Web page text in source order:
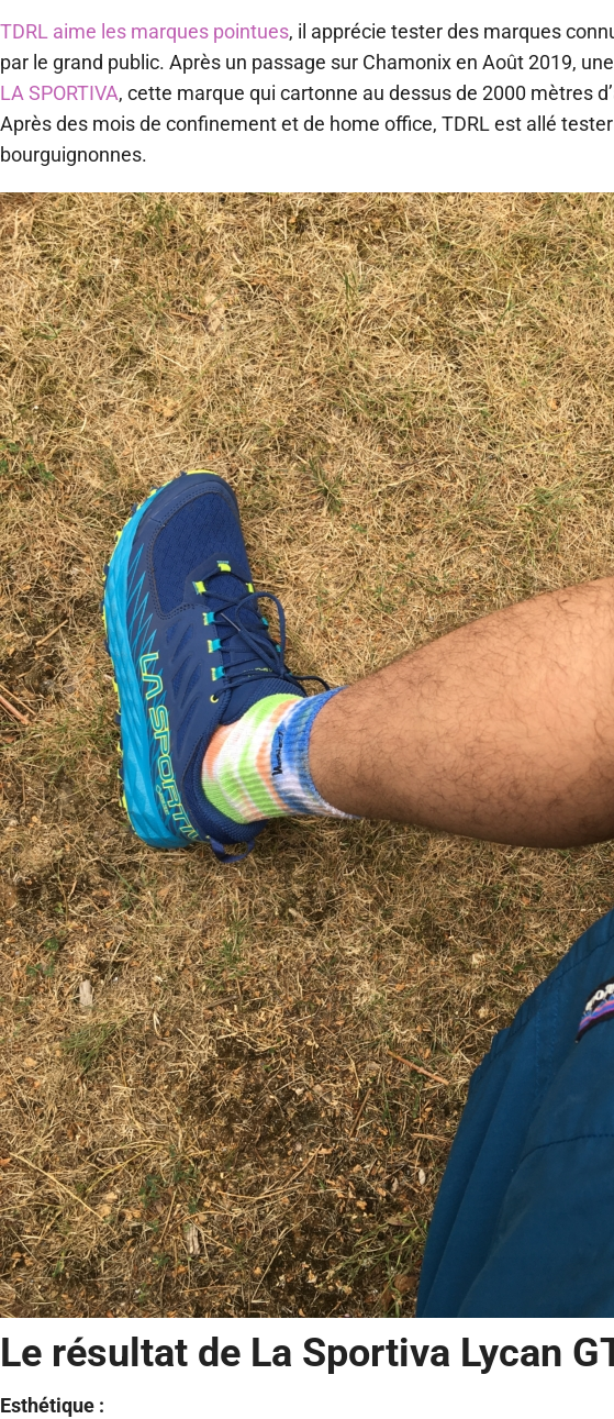
TDRL aime les marques pointues, il apprécie tester des marques
par le grand public. Après un passage sur Chamonix en Août 2019,
LA SPORTIVA, cette marque qui cartonne au dessus de 2000 mètres
Après des mois de confinement et de home office, TDRL est allé tester
bourguignonnes.
Le résultat de La Sportiva Lycan
Esthétique :